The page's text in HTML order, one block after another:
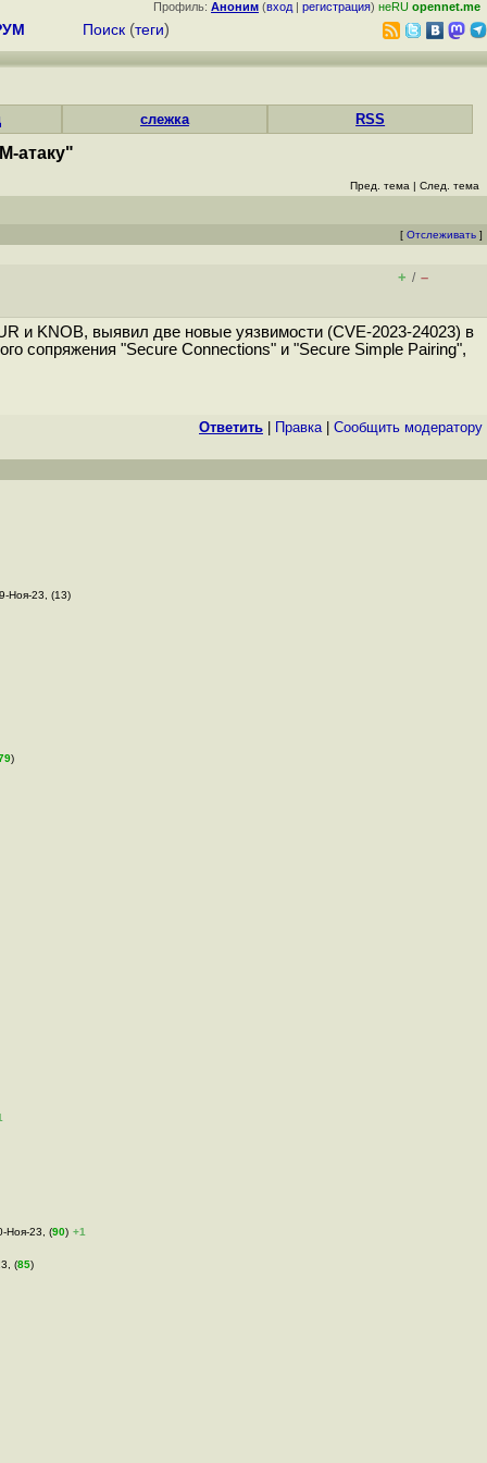
Профиль: Аноним (вход | регистрация) неRU opennet.me
Поиск (теги)
слежка RSS
атаку"
Пред. тема | След. тема
[ Отслеживать ]
+ / –
и KNOB, выявил две новые уязвимости (CVE-2023-24023) в
сопряжения "Secure Connections" и "Secure Simple Pairing",
Ответить Правка| Cообщить модератору
Ноя-23, (13)
)
Ноя-23, (90) +1
(85)